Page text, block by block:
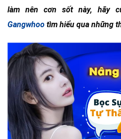
làm nên cơn sốt này, hãy
Gangwhoo tìm hiểu qua những